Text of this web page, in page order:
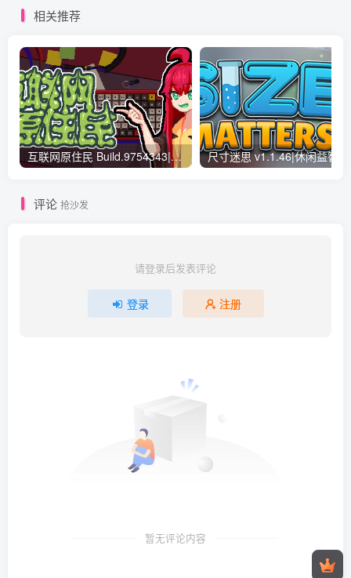
相关推荐
互联网原住民 Build.9754343|动作冒险|容量1.1GB|免安装绿色中文版
评论 抢沙发
请登录后发表评论
登录 注册
暂无评论内容